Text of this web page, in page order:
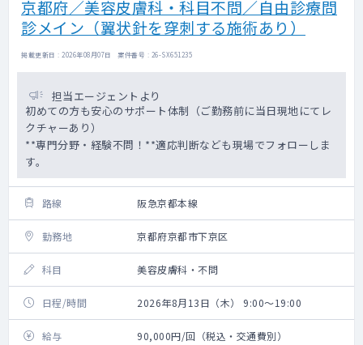
京都府／美容皮膚科・科目不問／自由診療問
診メイン（翼状針を穿刺する施術あり）
掲載更新日 : 2026年08月07日 案件番号 : 26-SX651235
担当エージェントより
初めての方も安心のサポート体制（ご勤務前に当日現地にてレ
クチャーあり）
**専門分野・経験不問！**適応判断なども現場でフォローしま
す。
路線 阪急京都本線
勤務地 京都府京都市下京区
科目 美容皮膚科・不問
日程/時間 2026年8月13日（木） 9:00～19:00
給与 90,000円/回（税込・交通費別）